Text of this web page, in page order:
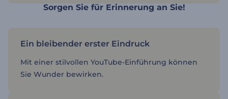
Sorgen Sie für Erinnerung an Sie!
Ein bleibender erster Eindruck
Mit einer stilvollen YouTube-Einführung können
Sie Wunder bewirken.